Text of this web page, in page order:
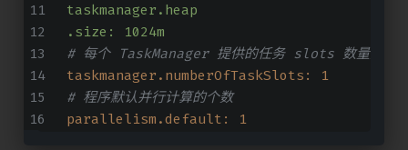
taskmanager.heap
.size:
1024m
# 每个 TaskManager 提供的任务 slots 数量⼤⼩
taskmanager.numberOfTaskSlots:
1
# 程序默认并⾏计算的个数
parallelism.default:
1